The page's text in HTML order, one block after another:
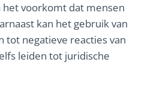
voorkomt dat mensen
kan het gebruik van
tot negatieve reacties van
leiden tot juridische